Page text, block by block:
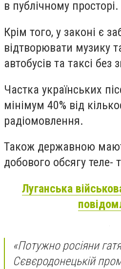
в публічному просторі.
Крім того, у законі є
відтворювати музику
автобусів та таксі без
Частка українських
мінімум 40% від
радіомовлення.
Також державною
добового обсягу теле-
Луганська
«Потужно росіяни
Сєвєродонецькій